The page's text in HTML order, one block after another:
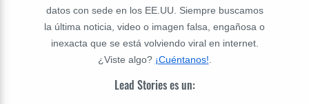
datos con sede en los EE.UU. Siempre buscamos
la última noticia, video o imagen falsa, engañosa o
inexacta que se está volviendo viral en internet.
¿Viste algo? ¡Cuéntanos!
Lead Stories es un: